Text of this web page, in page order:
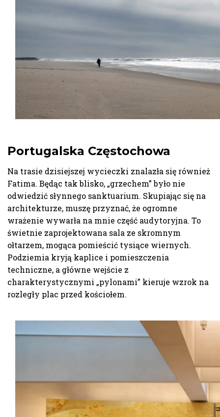
Portugalska Częstochowa
Na trasie dzisiejszej wycieczki znalazła się również
Fatima. Będąc tak blisko, „grzechem” było nie
odwiedzić słynnego sanktuarium. Skupiając się na
architekturze, muszę przyznać, że ogromne
wrażenie wywarła na mnie część audytoryjna. To
świetnie zaprojektowana sala ze skromnym
ołtarzem, mogąca pomieścić tysiące wiernych.
Podziemia kryją kaplice i pomieszczenia
techniczne, a główne wejście z
charakterystycznymi „pylonami” kieruje wzrok na
rozległy plac przed kościołem.